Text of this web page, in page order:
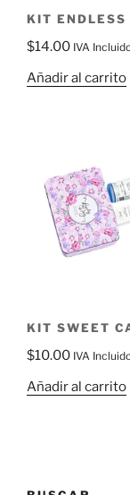
KIT ENDLESS
$14.00 IVA
Añadir al carrito
KIT SWEET
$10.00 IVA
Añadir al carrito